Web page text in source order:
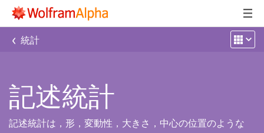
‹ 統計
記述統計
記述統計は，形，変動性，大きさ，中心の位置のような